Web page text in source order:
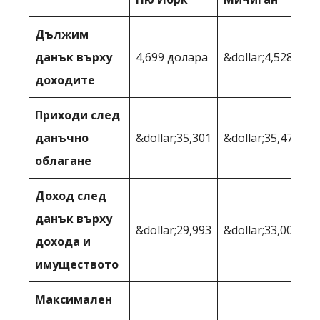
Дължим
данък върху
доходите
4,699 долара &dollar;4,528
Приходи след
данъчно
облагане
&dollar;35,301 &dollar;35,472
Доход след
данък върху
дохода и
имуществото
&dollar;29,993 &dollar;33,002
Максимален